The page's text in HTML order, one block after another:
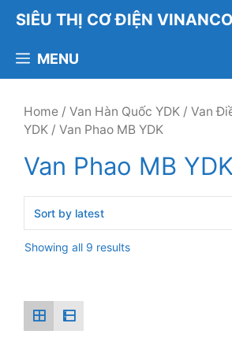
Chuyển
đến
dung
SIÊU THỊ CƠ ĐIỆN VINANCO
MENU
Home / Van Hàn Quốc YDK / Van
YDK / Van Phao MB YDK
Van Phao MB YDK
Showing all 9 results